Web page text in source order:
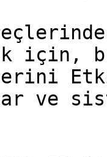
için,
ve